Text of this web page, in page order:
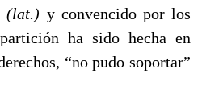
(lat.) y convencido por los
ha sido hecha en
“no pudo soportar”